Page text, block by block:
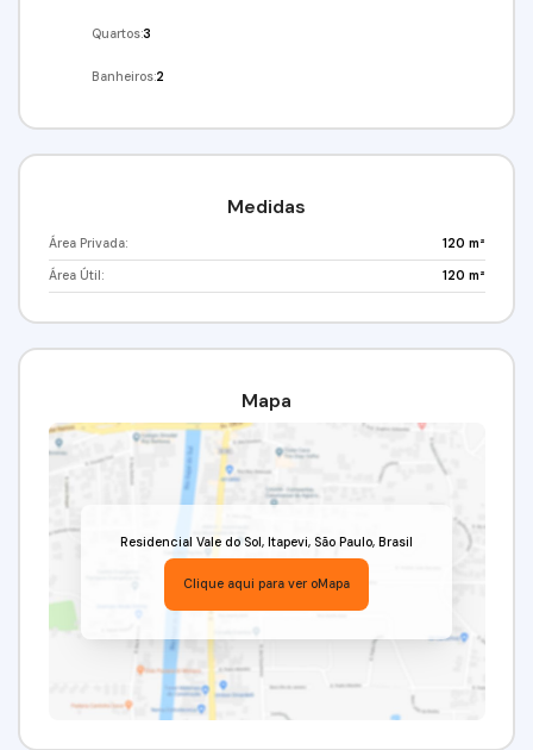
Quartos:3
Banheiros:2
Medidas
Área Privada: 120 m²
Área Útil: 120 m²
Mapa
Residencial Vale do Sol, Itapevi, São Paulo, Brasil
Clique aqui para ver oMapa